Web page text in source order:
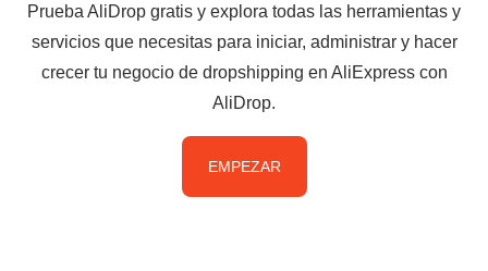
Prueba AliDrop gratis y explora todas las herramientas y
servicios que necesitas para iniciar, administrar y hacer
crecer tu negocio de dropshipping en AliExpress con
AliDrop.
EMPEZAR